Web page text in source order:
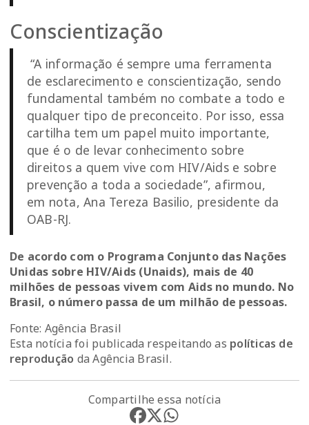
Conscientização
“A informação é sempre uma ferramenta
de esclarecimento e conscientização, sendo
fundamental também no combate a todo e
qualquer tipo de preconceito. Por isso, essa
cartilha tem um papel muito importante,
que é o de levar conhecimento sobre
direitos a quem vive com HIV/Aids e sobre
prevenção a toda a sociedade”, afirmou,
em nota, Ana Tereza Basilio, presidente da
OAB-RJ.
De acordo com o Programa Conjunto das Nações
Unidas sobre HIV/Aids (Unaids), mais de 40
milhões de pessoas vivem com Aids no mundo. No
Brasil, o número passa de um milhão de pessoas.
Fonte: Agência Brasil
Esta notícia foi publicada respeitando as políticas de
reprodução da Agência Brasil.
Compartilhe essa notícia